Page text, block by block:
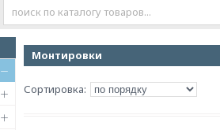
Монтировки